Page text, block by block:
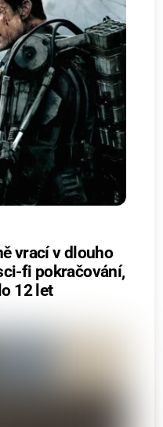
vrací v dlouho
fi pokračování,
12 let